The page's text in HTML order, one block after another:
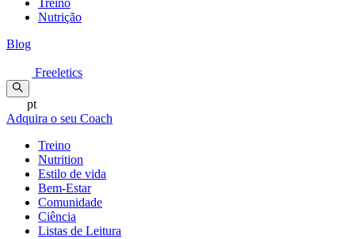
Nutrição
Blog
Freeletics
pt
Adquira o seu Coach
Treino
Nutrition
Estilo de vida
Bem-Estar
Comunidade
Ciência
Listas de Leitura